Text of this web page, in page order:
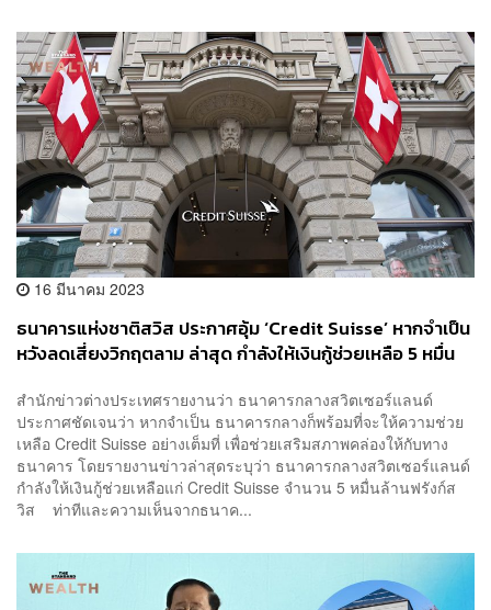
16 มีนาคม 2023
ธนาคารแห่งชาติสวิส ประกาศอุ้ม ‘Credit Suisse’ หากจำเป็น
หวังลดเสี่ยงวิกฤตลาม ล่าสุด กำลังให้เงินกู้ช่วยเหลือ 5 หมื่น
สำนักข่าวต่างประเทศรายงานว่า ธนาคารกลางสวิตเซอร์แลนด์
ประกาศชัดเจนว่า หากจำเป็น ธนาคารกลางก็พร้อมที่จะให้ความช่วย
เหลือ Credit Suisse อย่างเต็มที่ เพื่อช่วยเสริมสภาพคล่องให้กับทาง
ธนาคาร โดยรายงานข่าวล่าสุดระบุว่า ธนาคารกลางสวิตเซอร์แลนด์
กำลังให้เงินกู้ช่วยเหลือแก่ Credit Suisse​ จำนวน 5 หมื่นล้านฟรังก์ส
วิส ท่าทีและความเห็นจากธนาค...